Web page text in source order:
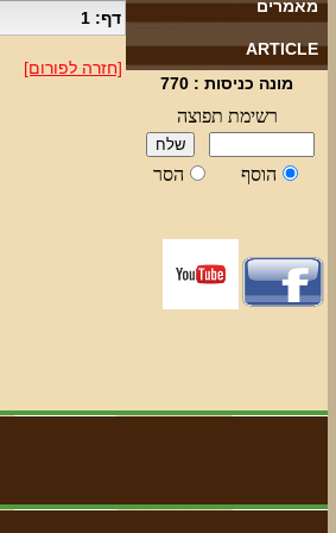
מאמרים
ARTICLE
מונה כניסות : 770
דף: 1
[חזרה לפורום]